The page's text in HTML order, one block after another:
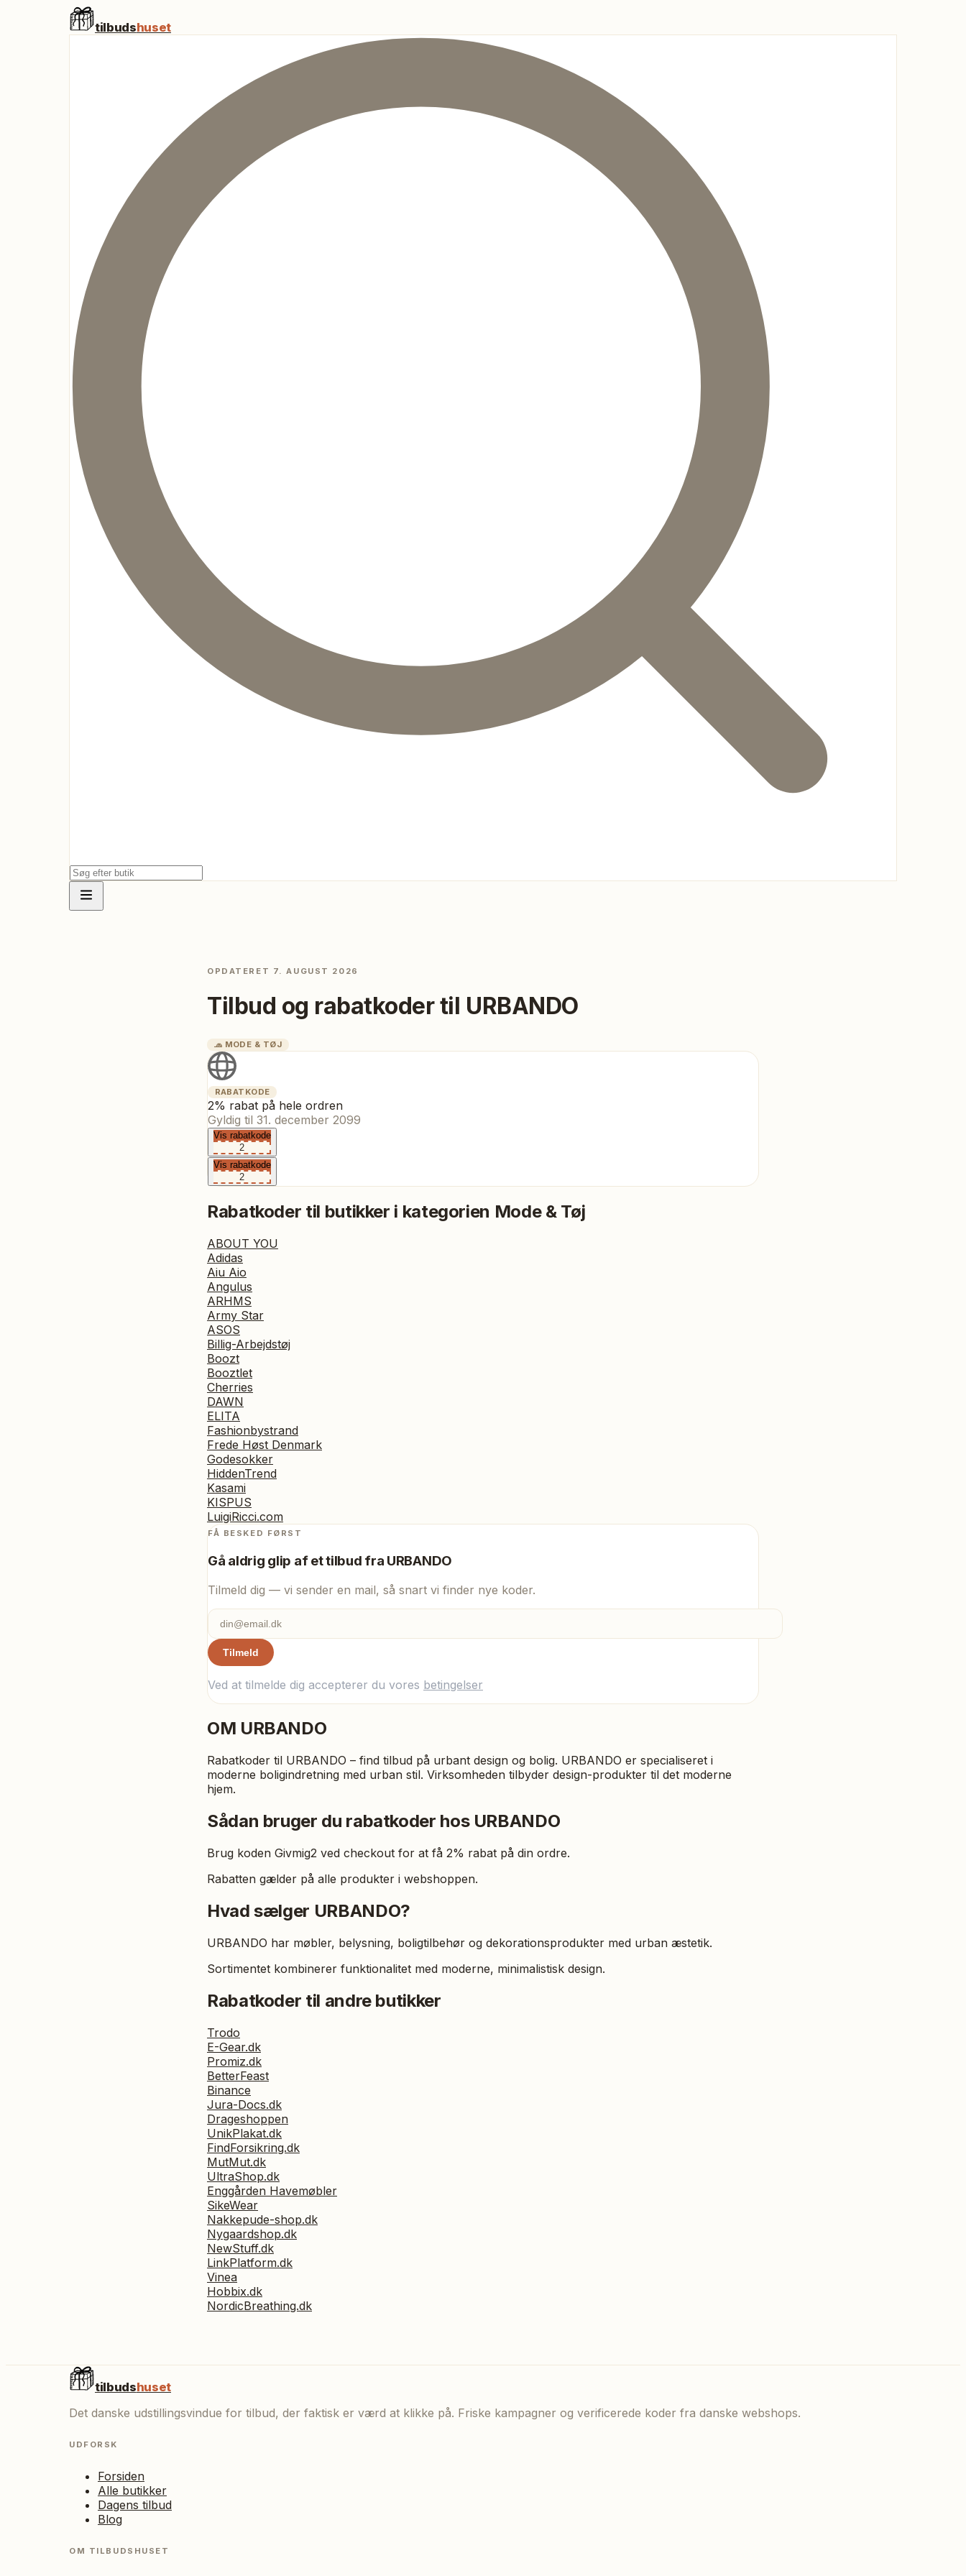
tilbudshuset
OPDATERET 7. AUGUST 2026
Tilbud og rabatkoder til URBANDO
🧢 MODE & TØJ
RABATKODE
2% rabat på hele ordren
Gyldig til 31. december 2099
Vis rabatkode
2
Vis rabatkode
2
Rabatkoder til butikker i kategorien Mode & Tøj
ABOUT YOU
Adidas
Aiu Aio
Angulus
ARHMS
Army Star
ASOS
Billig-Arbejdstøj
Boozt
Booztlet
Cherries
DAWN
ELITA
Fashionbystrand
Frede Høst Denmark
Godesokker
HiddenTrend
Kasami
KISPUS
LuigiRicci.com
FÅ BESKED FØRST
Gå aldrig glip af et tilbud fra URBANDO
Tilmeld dig — vi sender en mail, så snart vi finder nye koder.
Tilmeld
Ved at tilmelde dig accepterer du vores betingelser
OM URBANDO
Rabatkoder til URBANDO – find tilbud på urbant design og bolig. URBANDO er specialiseret i
moderne boligindretning med urban stil. Virksomheden tilbyder design-produkter til det moderne
hjem.
Sådan bruger du rabatkoder hos URBANDO
Brug koden Givmig2 ved checkout for at få 2% rabat på din ordre.
Rabatten gælder på alle produkter i webshoppen.
Hvad sælger URBANDO?
URBANDO har møbler, belysning, boligtilbehør og dekorationsprodukter med urban æstetik.
Sortimentet kombinerer funktionalitet med moderne, minimalistisk design.
Rabatkoder til andre butikker
Trodo
E-Gear.dk
Promiz.dk
BetterFeast
Binance
Jura-Docs.dk
Drageshoppen
UnikPlakat.dk
FindForsikring.dk
MutMut.dk
UltraShop.dk
Enggården Havemøbler
SikeWear
Nakkepude-shop.dk
Nygaardshop.dk
NewStuff.dk
LinkPlatform.dk
Vinea
Hobbix.dk
NordicBreathing.dk
tilbudshuset
Det danske udstillingsvindue for tilbud, der faktisk er værd at klikke på. Friske kampagner og verificerede koder fra danske webshops.
UDFORSK
Forsiden
Alle butikker
Dagens tilbud
Blog
OM TILBUDSHUSET